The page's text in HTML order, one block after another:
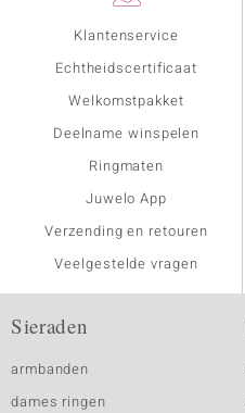
Klantenservice
Echtheidscertificaat
Welkomstpakket
Deelname winspelen
Ringmaten
Juwelo App
Verzending en retouren
Veelgestelde vragen
Sieraden
armbanden
dames ringen